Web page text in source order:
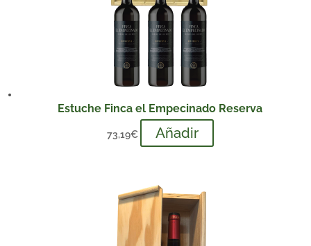
Estuche Finca el Empecinado Reserva
73,19€ Añadir